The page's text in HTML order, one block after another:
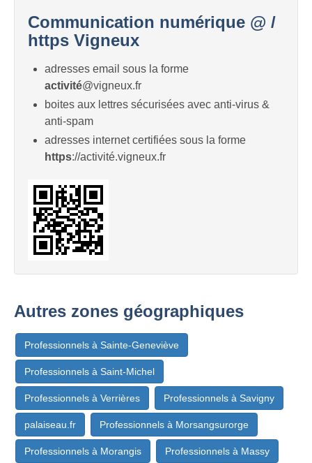
Communication numérique @ /
https Vigneux
adresses email sous la forme
activité@vigneux.fr
boites aux lettres sécurisées avec anti-virus &
anti-spam
adresses internet certifiées sous la forme
https://activité.vigneux.fr
Autres zones géographiques
Professionnels à Sainte-Geneviève
Professionnels à Saint-Michel
Professionnels à Verrières Professionnels à Savigny
palaiseau.fr Professionnels à Morsangsurorge
Professionnels à Morangis Professionnels à Massy